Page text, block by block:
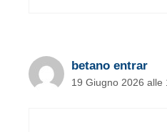
betano entrar
19 Giugno 2026 alle